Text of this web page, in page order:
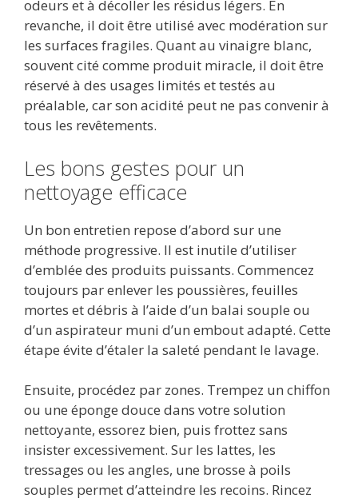
odeurs et à décoller les résidus légers. En
revanche, il doit être utilisé avec modération sur
les surfaces fragiles. Quant au vinaigre blanc,
souvent cité comme produit miracle, il doit être
réservé à des usages limités et testés au
préalable, car son acidité peut ne pas convenir à
tous les revêtements.
Les bons gestes pour un
nettoyage efficace
Un bon entretien repose d’abord sur une
méthode progressive. Il est inutile d’utiliser
d’emblée des produits puissants. Commencez
toujours par enlever les poussières, feuilles
mortes et débris à l’aide d’un balai souple ou
d’un aspirateur muni d’un embout adapté. Cette
étape évite d’étaler la saleté pendant le lavage.
Ensuite, procédez par zones. Trempez un chiffon
ou une éponge douce dans votre solution
nettoyante, essorez bien, puis frottez sans
insister excessivement. Sur les lattes, les
tressages ou les angles, une brosse à poils
souples permet d’atteindre les recoins. Rincez